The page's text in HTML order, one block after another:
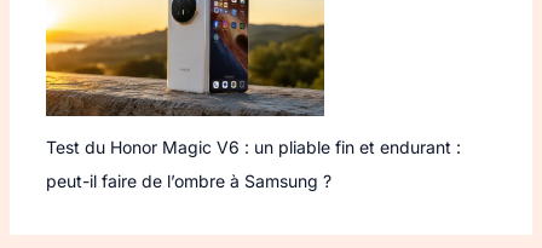
Test du Honor Magic V6 : un pliable fin et endurant :
peut-il faire de l’ombre à Samsung ?